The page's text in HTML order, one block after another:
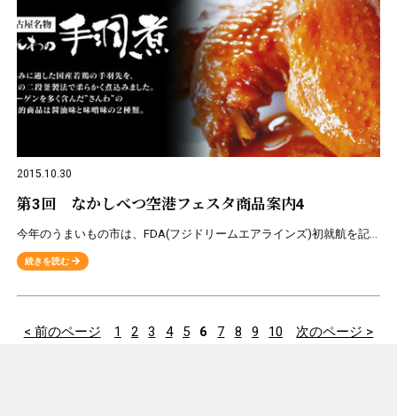
2015.10.30
第3回 なかしべつ空港フェスタ商品案内4
今年のうまいもの市は、FDA(フジドリームエアラインズ)初就航を記念いたしまして、静岡県･愛知県の名産品を販売致します。 ★販売商品のご案内★ 名古屋名物 手羽煮＆手羽唐 ◎全国観光土産品連盟推奨品
続きを読む
< 前のページ 1 2 3 4 5 6 7 8 9 10 次のページ >